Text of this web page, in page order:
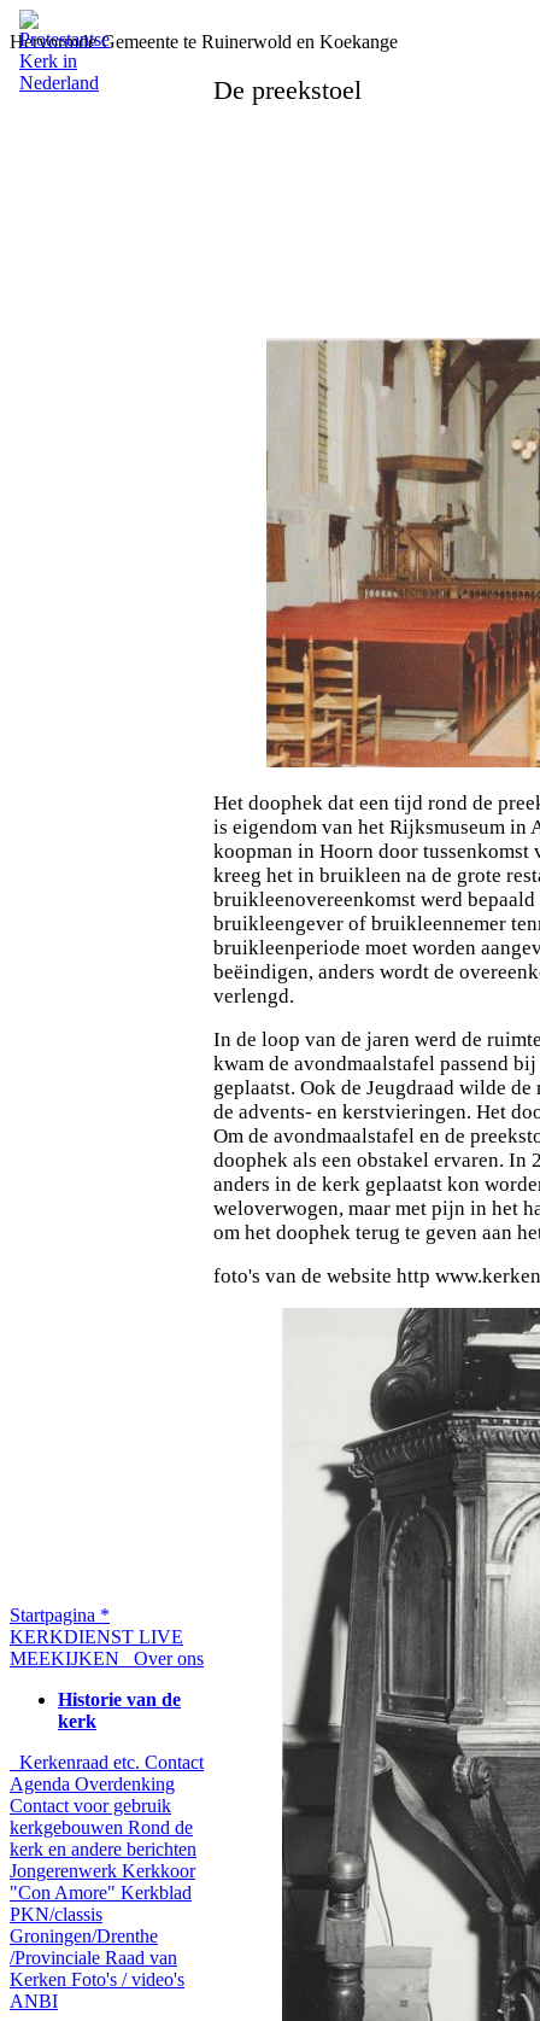
Hervormde Gemeente te Ruinerwold en Koekange
Startpagina *
KERKDIENST LIVE
MEEKIJKEN
Over ons
Historie van de
kerk
Kerkenraad etc. Contact
Agenda Overdenking
Contact voor gebruik
kerkgebouwen Rond de
kerk en andere berichten
Jongerenwerk Kerkkoor
"Con Amore" Kerkblad
PKN/classis
Groningen/Drenthe
/Provinciale Raad van
Kerken Foto's / video's
ANBI
De preekstoel
Het doophek dat een tijd rond de
is eigendom van het Rijksmuseum in
koopman in Hoorn door tussenkomst
kreeg het in bruikleen na de grote
bruikleenovereenkomst werd
bruikleengever of bruikleennemer
bruikleenperiode moet worden
beëindigen, anders wordt de
verlengd.
In de loop van de jaren werd de
kwam de avondmaalstafel passend
geplaatst. Ook de Jeugdraad wilde
de advents- en kerstvieringen. Het
Om de avondmaalstafel en de
doophek als een obstakel ervaren. In
anders in de kerk geplaatst kon
weloverwogen, maar met pijn in het
om het doophek terug te geven aan
foto's van de website http